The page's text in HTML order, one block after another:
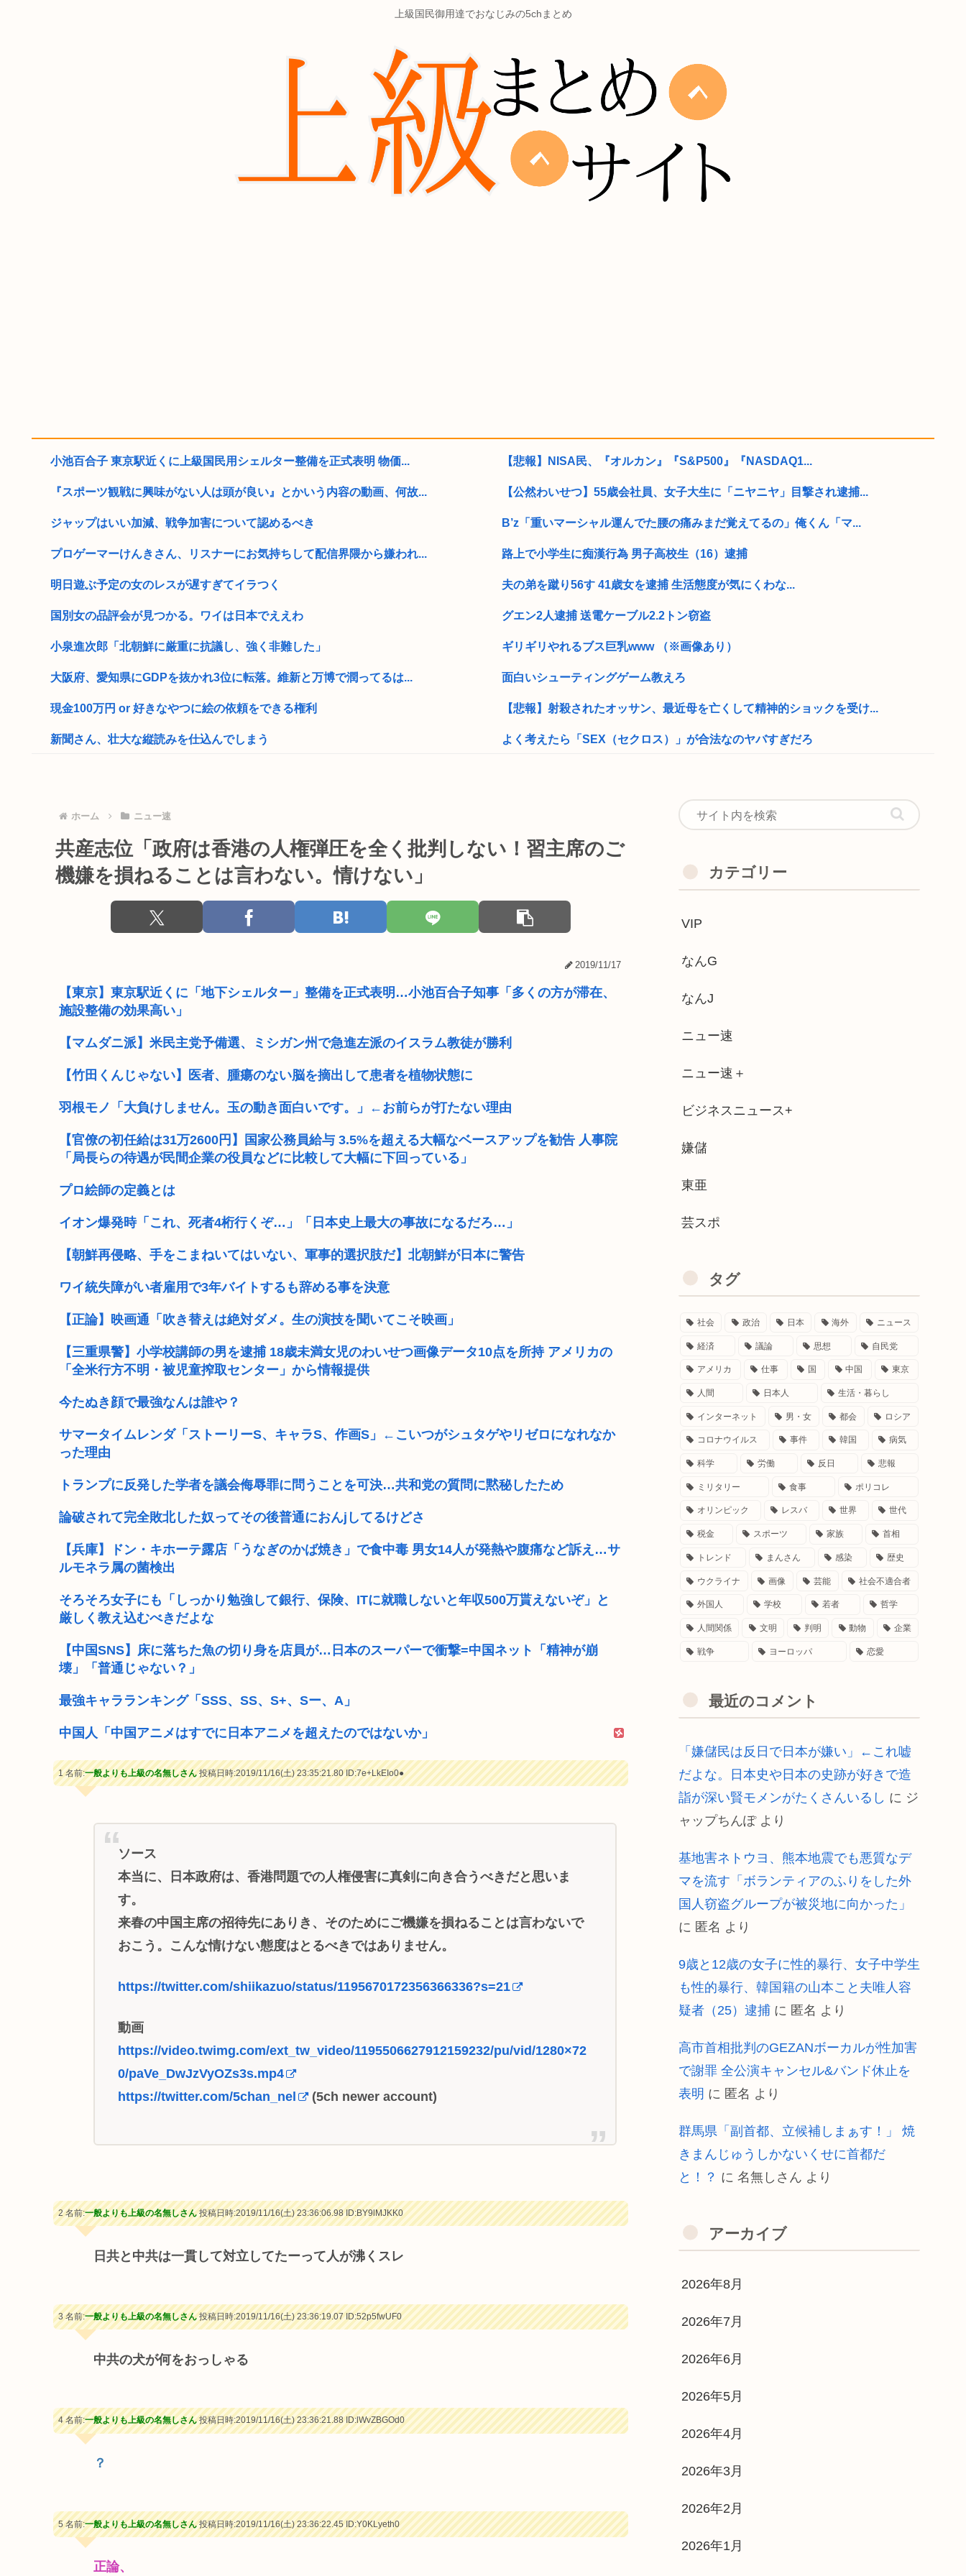
上級国民御用達でおなじみの5chまとめ
小池百合子 東京駅近くに上級国民用シェルター整備を正式表明 物価...
『スポーツ観戦に興味がない人は頭が良い』とかいう内容の動画、何故...
ジャップはいい加減、戦争加害について認めるべき
プロゲーマーけんきさん、リスナーにお気持ちして配信界隈から嫌われ...
明日遊ぶ予定の女のレスが遅すぎてイラつく
国別女の品評会が見つかる。ワイは日本でええわ
小泉進次郎「北朝鮮に厳重に抗議し、強く非難した」
大阪府、愛知県にGDPを抜かれ3位に転落。維新と万博で潤ってるは...
現金100万円 or 好きなやつに絵の依頼をできる権利
新聞さん、壮大な縦読みを仕込んでしまう
サッカー審判の佐藤隆治・西村雄一、韓国の試合前に性接待を受けてい...
まんさん「男で痛み止め持ってるやつはゲイ」
桜を見る会だけで118回もの虚偽答弁を行った男が国葬をされた国、...
独身女教師(29)「はいはいどうせ私は生き遅れ独身ですよ！(酒グ...
トランプ「悪夢のオバマ政権！景気が悪いのはオバマのせい」
中国新聞「高市総理は非核三原則堅持をはっきり言わなかった、看過で...
ぺこぱ松蔭寺「みんな右とか左とか拘りすぎ。思想関係なく応援しよう...
菅直人元総理、再評価されるwww
【悲報】NISA民、『オルカン』『S&P500』『NASDAQ1...
【公然わいせつ】55歳会社員、女子大生に「ニヤニヤ」目撃され逮捕...
B’z「重いマーシャル運んでた腰の痛みまだ覚えてるの」俺くん「マ...
路上で小学生に痴漢行為 男子高校生（16）逮捕
夫の弟を蹴り56す 41歳女を逮捕 生活態度が気にくわな...
グエン2人逮捕 送電ケーブル2.2トン窃盗
ギリギリやれるブス巨乳www （※画像あり）
面白いシューティングゲーム教えろ
【悲報】射殺されたオッサン、最近母を亡くして精神的ショックを受け...
よく考えたら「SEX（セクロス）」が合法なのヤバすぎだろ
焼肉屋で食う冷麺←うまままままままま
フナ釣りもハマりだすとヤバいんだよなぁ…
【朗報】山田涼介(31)のベッドシーン、エロすぎるwww
高2生徒の家に侵入し、わいせつ 高2男子を逮捕
ワイのせいで辞めたやつが3人もいたらしい
80代男性「足がすべってアクセルを踏んでしまった」駐車場の壁に衝...
MARCHって高学歴なの？
公共の場所でこっそり金玉をかくシミュレーションゲーム「Ball ...
元区議団長 「共産党は義援金を被災地に持ってはいく。が、持って行...
なぜかネットで微妙に人気の伝説的CM『磯村建設』をリアルタイムで...
障害年金受給大学生ワイ、就活や院試に必死な同期を高みの見物www
ホーム ニュー速
共産志位「政府は香港の人権弾圧を全く批判しない！習主席のご
機嫌を損ねることは言わない。情けない」
2019/11/17
【東京】東京駅近くに「地下シェルター」整備を正式表明…小池百合子知事「多くの方が滞在、
施設整備の効果高い」
【マムダニ派】米民主党予備選、ミシガン州で急進左派のイスラム教徒が勝利
【竹田くんじゃない】医者、腫瘍のない脳を摘出して患者を植物状態に
羽根モノ「大負けしません。玉の動き面白いです。」←お前らが打たない理由
【官僚の初任給は31万2600円】国家公務員給与 3.5%を超える大幅なベースアップを勧告 人事院
「局長らの待遇が民間企業の役員などに比較して大幅に下回っている」
プロ絵師の定義とは
イオン爆発時「これ、死者4桁行くぞ…」「日本史上最大の事故になるだろ…」
【朝鮮再侵略、手をこまねいてはいない、軍事的選択肢だ】北朝鮮が日本に警告
ワイ統失障がい者雇用で3年バイトするも辞める事を決意
【正論】映画通「吹き替えは絶対ダメ。生の演技を聞いてこそ映画」
【三重県警】小学校講師の男を逮捕 18歳未満女児のわいせつ画像データ10点を所持 アメリカの
「全米行方不明・被児童搾取センター」から情報提供
今たぬき顔で最強なんは誰や？
サマータイムレンダ「ストーリーS、キャラS、作画S」←こいつがシュタゲやリゼロになれなか
った理由
トランプに反発した学者を議会侮辱罪に問うことを可決…共和党の質問に黙秘したため
論破されて完全敗北した奴ってその後普通におんjしてるけどさ
【兵庫】ドン・キホーテ露店「うなぎのかば焼き」で食中毒 男女14人が発熱や腹痛など訴え…サ
ルモネラ属の菌検出
そろそろ女子にも「しっかり勉強して銀行、保険、ITに就職しないと年収500万貰えないぞ」と
厳しく教え込むべきだよな
【中国SNS】床に落ちた魚の切り身を店員が…日本のスーパーで衝撃=中国ネット「精神が崩
壊」「普通じゃない？」
最強キャラランキング「SSS、SS、S+、Sー、A」
中国人「中国アニメはすでに日本アニメを超えたのではないか」
1 名前:一般よりも上級の名無しさん投稿日時:2019/11/16(土) 23:35:21.80ID:7e+LkEIo0●
ソース
本当に、日本政府は、香港問題での人権侵害に真剣に向き合うべきだと思いま
す。
来春の中国主席の招待先にありき、そのためにご機嫌を損ねることは言わないで
おこう。こんな情けない態度はとるべきではありません。
https://twitter.com/shiikazuo/status/1195670172356366336?s=21
動画
https://video.twimg.com/ext_tw_video/1195506627912159232/pu/vid/1280×72
0/paVe_DwJzVyOZs3s.mp4
https://twitter.com/5chan_nel
(5ch newer account)
2 名前:一般よりも上級の名無しさん投稿日時:2019/11/16(土) 23:36:06.98ID:BY9lMJKK0
日共と中共は一貫して対立してたーって人が沸くスレ
3 名前:一般よりも上級の名無しさん投稿日時:2019/11/16(土) 23:36:19.07ID:52p5fwUF0
中共の犬が何をおっしゃる
4 名前:一般よりも上級の名無しさん投稿日時:2019/11/16(土) 23:36:21.88ID:lWvZBGOd0
？
5 名前:一般よりも上級の名無しさん投稿日時:2019/11/16(土) 23:36:22.45ID:Y0KLyeth0
正論、
カテゴリー
VIP
なんG
なんJ
ニュー速
ニュー速＋
ビジネスニュース+
嫌儲
東亜
芸スポ
タグ
社会 政治 日本 海外 ニュース
経済 議論 思想 自民党
アメリカ 仕事 国 中国 東京
人間 日本人 生活・暮らし
インターネット 男・女 都会 ロシア
コロナウイルス 事件 韓国 病気
科学 労働 反日 悲報
ミリタリー 食事 ポリコレ
オリンピック レスバ 世界 世代
税金 スポーツ 家族 首相
トレンド まんさん 感染 歴史
ウクライナ 画像 芸能 社会不適合者
外国人 学校 若者 哲学
人間関係 文明 判明 動物 企業
戦争 ヨーロッパ 恋愛
最近のコメント
「嫌儲民は反日で日本が嫌い」←これ嘘
だよな。日本史や日本の史跡が好きで造
詣が深い賢モメンがたくさんいるし に ジ
ャップちんぽより
基地害ネトウヨ、熊本地震でも悪質なデ
マを流す「ボランティアのふりをした外
国人窃盗グループが被災地に向かった」
に 匿名 より
9歳と12歳の女子に性的暴行、女子中学生
も性的暴行、韓国籍の山本こと夫唯人容
疑者（25）逮捕 に 匿名 より
高市首相批判のGEZANボーカルが性加害
で謝罪 全公演キャンセル&バンド休止を
表明 に 匿名 より
群馬県「副首都、立候補しまぁす！」 焼
きまんじゅうしかないくせに首都だ
と！？ に 名無しさん より
アーカイブ
2026年8月
2026年7月
2026年6月
2026年5月
2026年4月
2026年3月
2026年2月
2026年1月